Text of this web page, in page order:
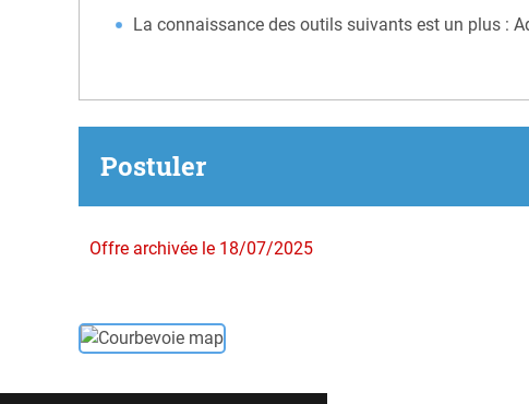
La connaissance des outils suivants est un plus :
Postuler
Offre archivée le 18/07/2025